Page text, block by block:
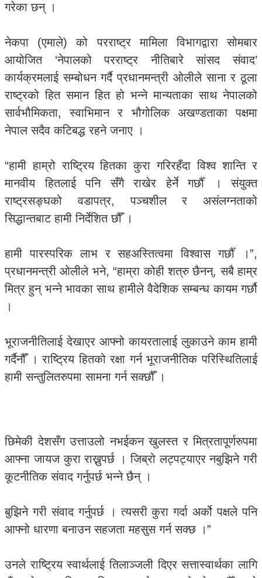
गरेका छन् ।
नेकपा (एमाले) को परराष्ट्र मामिला विभागद्वारा सोमबार
आयोजित ‘नेपालको परराष्ट्र नीतिबारे सांसद संवाद’
कार्यक्रमलाई सम्बोधन गर्दै प्रधानमन्त्री ओलीले साना र ठूला
राष्ट्रको हित समान हित हो भन्ने मान्यताका साथ नेपालको
सार्वभौमिकता, स्वाभिमान र भौगोलिक अखण्डताका पक्षमा
नेपाल सदैव कटिबद्ध रहने जनाए ।
“हामी हाम्रो राष्ट्रिय हितका कुरा गरिरहँदा विश्व शान्ति र
मानवीय हितलाई पनि सँगै राखेर हेर्ने गर्छौँ । संयुक्त
राष्ट्रसङ्घको वडापत्र, पञ्चशील र असंलग्नताको
सिद्धान्तबाट हामी निर्देशित छौँ ।
हामी पारस्परिक लाभ र सहअस्तित्वमा विश्वास गर्छौँ ।”,
प्रधानमन्त्री ओलीले भने, “हाम्रा कोही शत्रु छैनन्, सबै हाम्र
मित्र हुन् भन्ने भावका साथ हामीले वैदेशिक सम्बन्ध कायम गर्छौ
।
भूराजनीतिलाई देखाएर आफ्नो कायरतालाई लुकाउने काम हामी
गर्दैनौँ । राष्ट्रिय हितको रक्षा गर्न भूराजनीतिक परिस्थितिलाई
हामी सन्तुलितरुपमा सामना गर्न सक्छौँ ।
छिमेकी देशसँग उत्ताउलो नभईकन खुलस्त र मित्रतापूर्णरुपमा
आफ्ना जायज कुरा राख्नुपर्छ । जिब्रो लट्पट्याएर नबुझिने गरी
कूटनीतिक संवाद गर्नुपर्छ भन्ने छैन् ।
बुझिने गरी संवाद गर्नुपर्छ । त्यसरी कुरा गर्दा अर्को पक्षले पनि
आफ्नो धारणा बनाउन सहजता महसुस गर्न सक्छ ।”
उनले राष्ट्रिय स्वार्थलाई तिलाञ्जली दिएर सत्तास्वार्थका लागि